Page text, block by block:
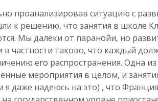
проанализировав ситуацию с
к решению, что занятия в школе
Мы далеки от паранойи, но
частности таково, что каждый
его распространения. Одна
мероприятия в целом, и
я даже надеюсь на это) , что